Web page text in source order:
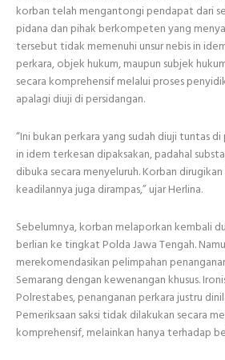
korban telah mengantongi pendapat dari
pidana dan pihak berkompeten yang
tersebut tidak memenuhi unsur nebis in
perkara, objek hukum, maupun subjek
secara komprehensif melalui proses
apalagi diuji di persidangan.
“Ini bukan perkara yang sudah diuji tuntas
in idem terkesan dipaksakan, padahal
dibuka secara menyeluruh. Korban
keadilannya juga dirampas,” ujar Herlina.
Sebelumnya, korban melaporkan kembali
berlian ke tingkat Polda Jawa Tengah.
merekomendasikan pelimpahan
Semarang dengan kewenangan khusus.
Polrestabes, penanganan perkara justru
Pemeriksaan saksi tidak dilakukan secara
komprehensif, melainkan hanya terhadap